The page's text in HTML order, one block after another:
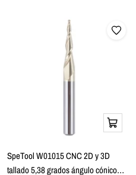
Añadir
a
cesta
SpeTool W01015 CNC 2D y 3D
tallado 5,38 grados ángulo cónico